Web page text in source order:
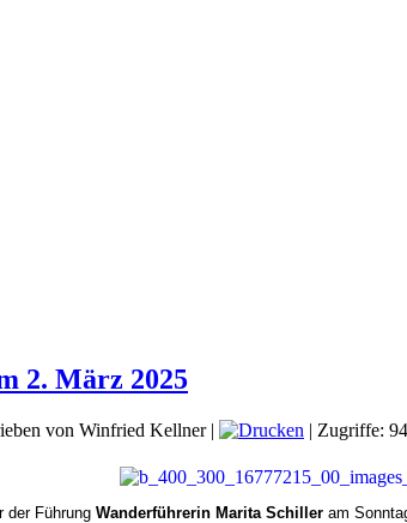
2. März 2025
von Winfried Kellner| | Zugriffe:
der Führung Wanderführerin Marita Schiller am